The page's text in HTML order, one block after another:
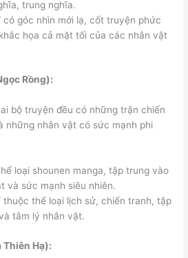
trung nghĩa.
có góc nhìn mới lạ, cốt truyện phức
họa cả mặt tối của các nhân vật
Rồng):
bộ truyện đều có những trận chiến
những nhân vật có sức mạnh phi
loại shounen manga, tập trung vào
và sức mạnh siêu nhiên.
thuộc thể loại lịch sử, chiến tranh, tập
tâm lý nhân vật.
Thiên Hạ):